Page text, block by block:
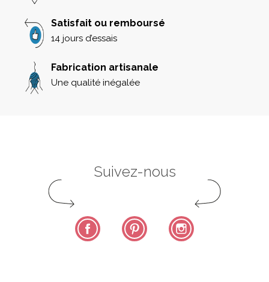
Satisfait ou remboursé
14 jours d’essais
Fabrication artisanale
Une qualité inégalée
Suivez-nous
Facebook Pinterest